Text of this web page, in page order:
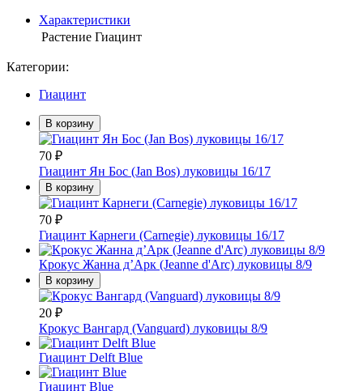
Характеристики
Растение Гиацинт
Категории:
Гиацинт
В корзину
70 ₽
Гиацинт Ян Бос (Jan Bos) луковицы 16/17
В корзину
70 ₽
Гиацинт Карнеги (Carnegie) луковицы 16/17
Крокус Жанна д’Арк (Jeanne d'Arc) луковицы 8/9
В корзину
20 ₽
Крокус Вангард (Vanguard) луковицы 8/9
Гиацинт Delft Blue
Гиацинт Blue